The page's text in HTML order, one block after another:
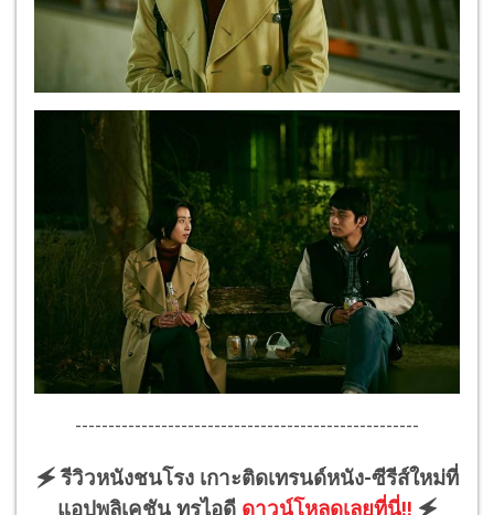
----------------------------------------------------
🗲 รีวิวหนังชนโรง เกาะติดเทรนด์หนัง-ซีรีส์ใหม่ที่
แอปพลิเคชัน ทรูไอดี ดาวน์โหลดเลยที่นี่!! 🗲